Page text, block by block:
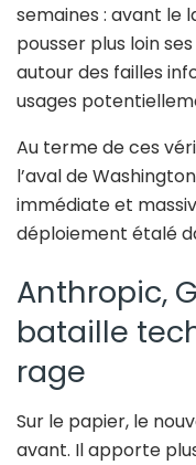
semaines : avant le
pousser plus loin
autour des failles
usages
Au terme de ces
l’aval de
immédiate et
déploiement étalé
Anthropic,
bataille
rage
Sur le papier, le
avant. Il apporte